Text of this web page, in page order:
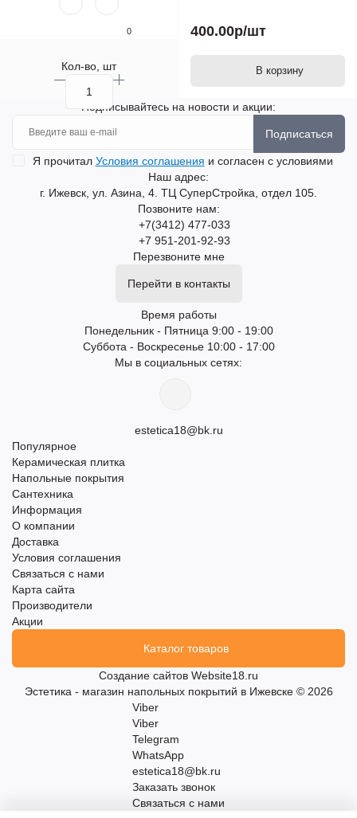
0
Кол-во, шт
400.00р/шт
В корзину
Подписывайтесь на новости и акции:
Подписаться
Я прочитал Условия соглашения и согласен с условиями
Наш адрес:
г. Ижевск, ул. Азина, 4. ТЦ СуперСтройка, отдел 105.
Позвоните нам:
+7(3412) 477-033
+7 951-201-92-93
Перезвоните мне
Перейти в контакты
Время работы
Понедельник - Пятница 9:00 - 19:00
Суббота - Воскресенье 10:00 - 17:00
Мы в социальных сетях:
estetica18@bk.ru
Популярное
Керамическая плитка
Напольные покрытия
Сантехника
Информация
О компании
Доставка
Условия соглашения
Связаться с нами
Карта сайта
Производители
Акции
Каталог товаров
Создание сайтов Website18.ru
Эстетика - магазин напольных покрытий в Ижевске © 2026
Viber
Viber
Telegram
WhatsApp
estetica18@bk.ru
Заказать звонок
Связаться с нами